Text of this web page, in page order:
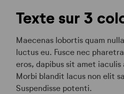
Texte sur 3
Maecenas lobortis quam
luctus eu. Fusce nec
eros, dapibus sit amet
Morbi blandit lacus non elit
Suspendisse potenti.